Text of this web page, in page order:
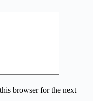
browser for the next